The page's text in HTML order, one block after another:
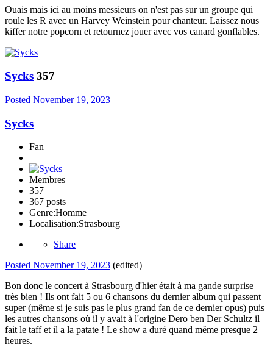
Ouais mais ici au moins messieurs on n'est pas sur un groupe qui
roule les R avec un Harvey Weinstein pour chanteur. Laissez nous
kiffer notre popcorn et retournez jouer avec vos canard gonflables.
Sycks 357
Posted November 19, 2023
Sycks
Fan
Membres
357
367 posts
Genre:Homme
Localisation:Strasbourg
Share
Posted November 19, 2023 (edited)
Bon donc le concert à Strasbourg d'hier était à ma gande surprise
très bien ! Ils ont fait 5 ou 6 chansons du dernier album qui passent
super (même si je suis pas le plus grand fan de ce dernier opus) puis
les autres chansons où il y avait à l'origine Dero ben Der Schultz il
fait le taff et il a la patate ! Le show a duré quand même presque 2
heures.